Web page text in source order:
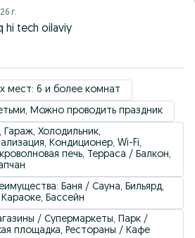
г.
hi tech oilaviy
мест: 6 и более комнат
Можно проводить праздник
Гараж, Холодильник,
Кондиционер, Wi-Fi,
печь, Терраса / Балкон,
Баня / Сауна, Бильярд,
Бассейн
/ Супермаркеты, Парк /
площадка, Рестораны / Кафе